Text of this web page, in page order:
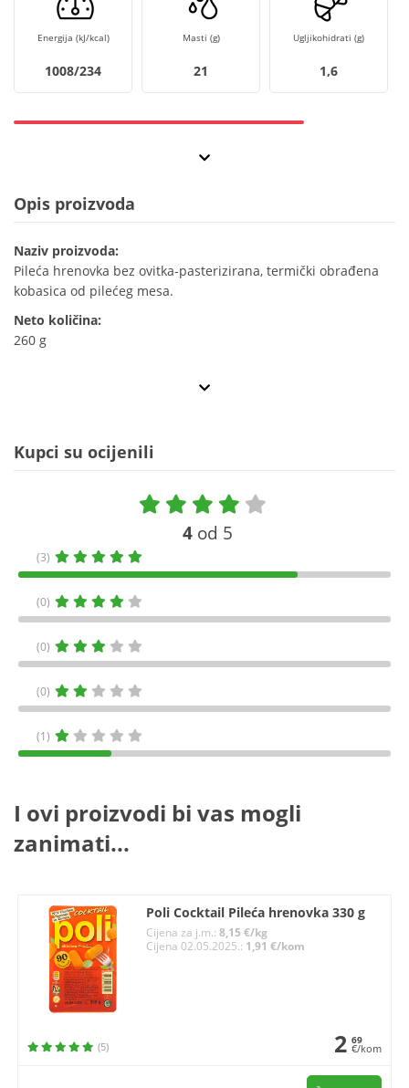
Energija (kJ/kcal)
1008/234
Masti (g)
21
Ugljikohidrati (g)
1,6
Opis proizvoda
Naziv proizvoda:
Pileća hrenovka bez ovitka-pasterizirana, termički obrađena
kobasica od pilećeg mesa.
Neto količina:
260 g
Kupci su ocijenili
4 od 5
(3)
(0)
(0)
(0)
(1)
I ovi proizvodi bi vas mogli
zanimati...
Poli Cocktail Pileća hrenovka 330 g
Cijena za j.m.:8,15 €/kg
Cijena 02.05.2025.: 1,91 €/kom
(5) 2 69
€/kom